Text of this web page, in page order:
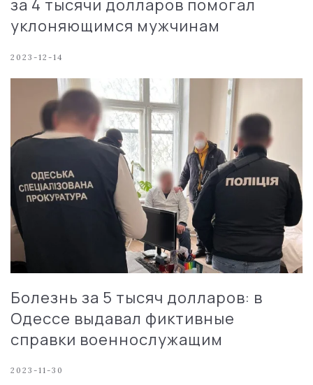
за 4 тысячи долларов помогал
уклоняющимся мужчинам
2023-12-14
Болезнь за 5 тысяч долларов: в
Одессе выдавал фиктивные
справки военнослужащим
2023-11-30